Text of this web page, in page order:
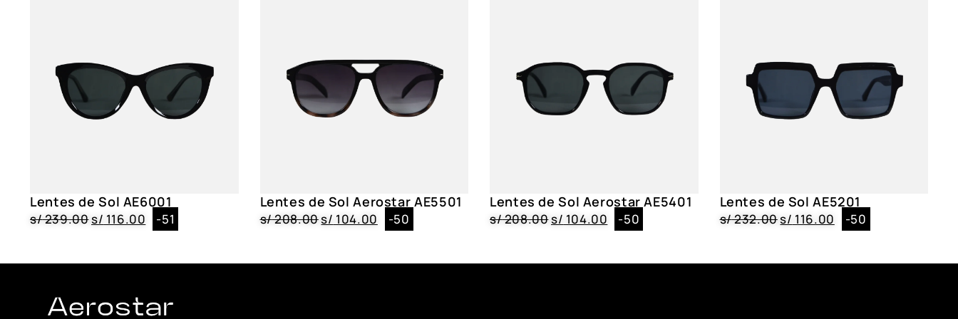
Lentes de Sol AE6001
s/239.00s/ 116.00 -51
Lentes de Sol Aerostar AE5501
s/208.00s/ 104.00 -50
Lentes de Sol Aerostar AE5401
s/208.00s/ 104.00 -50
Lentes de Sol AE5201
s/232.00s/ 116.00 -50